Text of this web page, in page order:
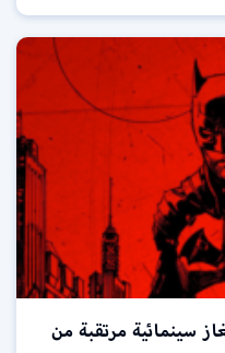
وألغاز سينمائية مرتقبة من